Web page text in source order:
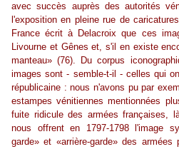
avec succès auprès des autorités
l'exposition en pleine rue de
France écrit à Delacroix que ces
Livourne et Gênes et, s'il en existe
manteau» (76). Du corpus
images sont - semble-t-il - celles qui
républicaine : nous n'avons pu par
estampes vénitiennes mentionnées
fuite ridicule des armées françaises,
nous offrent en 1797-1798 l'image
garde» et «arrière-garde» des